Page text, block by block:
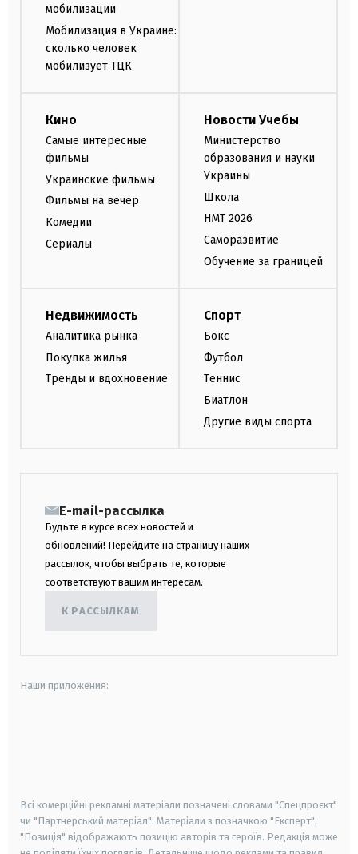
мобилизации
Мобилизация в Украине:
сколько человек
мобилизует ТЦК
Кино
Самые интересные
фильмы
Украинские фильмы
Фильмы на вечер
Комедии
Сериалы
Новости Учебы
Министерство
образования и науки
Украины
Школа
НМТ 2026
Саморазвитие
Обучение за границей
Недвижимость
Аналитика рынка
Покупка жилья
Тренды и вдохновение
Спорт
Бокс
Футбол
Теннис
Биатлон
Другие виды спорта
E-mail-рассылка
Будьте в курсе всех новостей и
обновлений! Перейдите на страницу наших
рассылок, чтобы выбрать те, которые
соответствуют вашим интересам.
К РАССЫЛКАМ
Наши приложения:
Всі комерційні рекламні матеріали позначені словами "Спецпроєкт"
чи "Партнерський матеріал". Матеріали з позначкою "Експерт",
"Позиція" відображають позицію авторів та героїв. Редакція може